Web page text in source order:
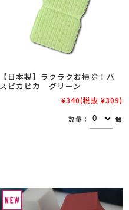
【日本製】ラクラクお掃除！バ
スピカピカ グリーン
¥340(税抜 ¥309)
数量： 個